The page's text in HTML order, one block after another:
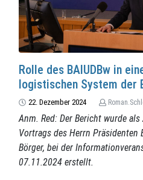
Rolle des BAIUDBw in
logistischen System der
22. Dezember 2024
Anm. Red: Der Bericht wurde
Vortrags des Herrn Präsidenten
Börger, bei der
07.11.2024 erstellt.